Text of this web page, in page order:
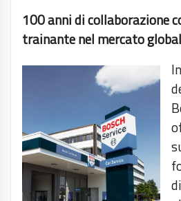
100 anni di collaborazione
trainante nel mercato